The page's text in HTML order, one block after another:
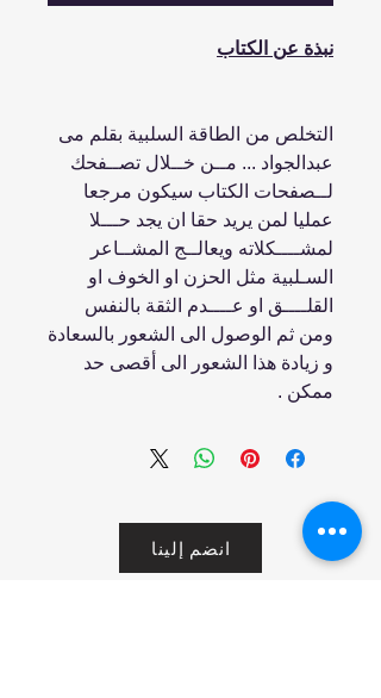
نبذة عن الكتاب
التخلص من الطاقة السلبية بقلم مى
عبدالجواد ... ﻣــﻦ ﺧــﻼل ﺗﺼــﻔﺤﻚ
ﻟــﺼﻔﺤﺎت اﻟﻜﺘﺎب ﺳﻴﻜﻮن ﻣﺮﺟﻌﺎ
ﻋﻤﻠﻴﺎ ﻟﻤﻦ ﻳﺮﻳﺪ ﺣﻘﺎ ان ﻳﺠﺪ ﺣـــﻼ
ﻟﻤﺸــــﻜﻼﺗﻪ وﻳﻌﺎﻟــﺞ اﻟﻤﺸــﺎﻋﺮ
اﻟﺴـﻠﺒﻴﺔ ﻣﺜﻞ اﻟﺤﺰن او اﻟﺨﻮف او
اﻟﻘﻠــــﻖ او ﻋــــﺪم اﻟﺜﻘﺔ ﺑﺎﻟﻨﻔﺲ
وﻣﻦ ﺛﻢ اﻟﻮﺻﻮل اﻟﻰ اﻟﺸﻌﻮر ﺑﺎﻟﺴﻌﺎدة
و زﻳﺎدة ﻫﺬا اﻟﺸﻌﻮر اﻟﻰ أﻗﺼﻰ ﺣﺪ
ﻣﻤﻜﻦ .
انضم إلينا